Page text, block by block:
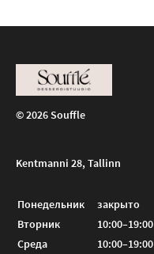
© 2026 Souffle
Kentmanni 28, Tallinn
Понедельник
закрыто
Вторник
10:00–19:00
Среда
10:00–19:00